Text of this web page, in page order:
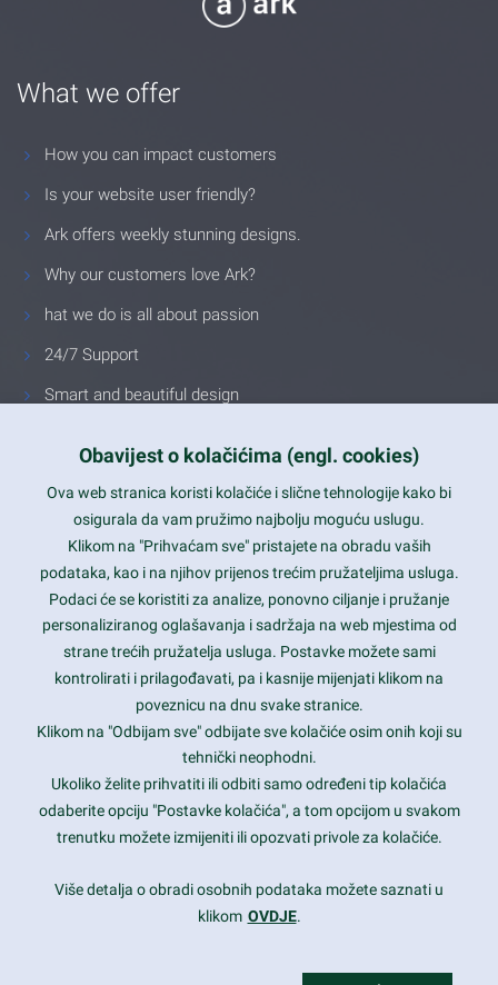
What we offer
How you can impact customers
Is your website user friendly?
Ark offers weekly stunning designs.
Why our customers love Ark?
hat we do is all about passion
24/7 Support
Smart and beautiful design
Latest trends and much more...
Contact Info
1600 Amphitheatre Parkway, Mountain View, CA 94043
prothemes.net@gmail.com
Daily: 9:00 am - 6:00 pm
Sunday: Closed
Copyright 2017FRESHFACE© All Rights Reserved
Obavijest o kolačićima (engl. cookies)
Ova web stranica koristi kolačiće i slične tehnologije kako bi
osigurala da vam pružimo najbolju moguću uslugu.
Klikom na "Prihvaćam sve" pristajete na obradu vaših
podataka, kao i na njihov prijenos trećim pružateljima usluga.
Podaci će se koristiti za analize, ponovno ciljanje i pružanje
personaliziranog oglašavanja i sadržaja na web mjestima od
strane trećih pružatelja usluga. Postavke možete sami
kontrolirati i prilagođavati, pa i kasnije mijenjati klikom na
poveznicu na dnu svake stranice.
Klikom na "Odbijam sve" odbijate sve kolačiće osim onih koji su
tehnički neophodni.
Ukoliko želite prihvatiti ili odbiti samo određeni tip kolačića
odaberite opciju "Postavke kolačića", a tom opcijom u svakom
trenutku možete izmijeniti ili opozvati privole za kolačiće.
Više detalja o obradi osobnih podataka možete saznati u
klikom OVDJE.